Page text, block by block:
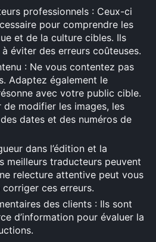
professionnels : Ceux-ci
pour comprendre les
et de la culture cibles. Ils
éviter des erreurs coûteuses.
: Ne vous contentez pas
Adaptez également le
avec votre public cible.
de modifier les images, les
dates et des numéros de
dans l’édition et la
meilleurs traducteurs peuvent
relecture attentive peut vous
ces erreurs.
des clients : Ils sont
d’information pour évaluer la